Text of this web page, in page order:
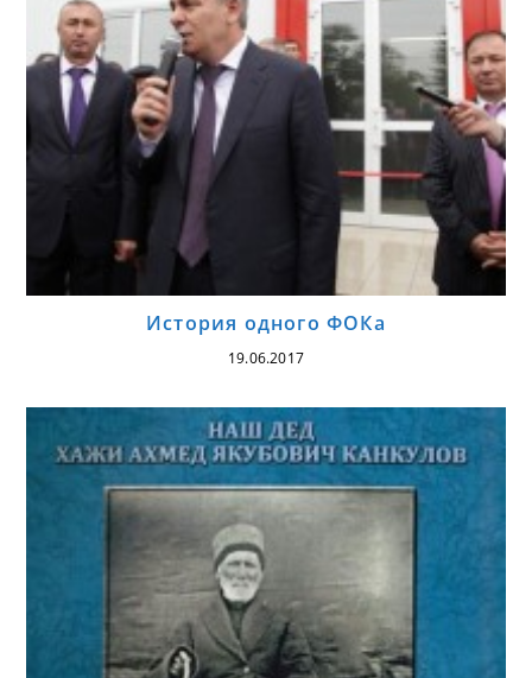
История одного ФОКа
19.06.2017